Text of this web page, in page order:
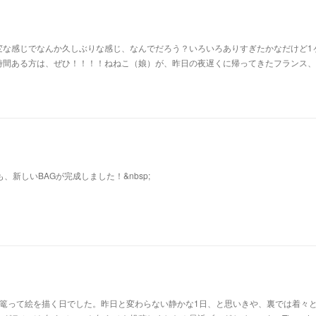
感じでなんか久しぶりな感じ、なんでだろう？いろいろありすぎたかなだけど1
ある方は、ぜひ！！！！ねねこ（娘）が、昨日の夜遅くに帰ってきたフランス
新しいBAGが完成しました！&nbsp;
って絵を描く日でした。昨日と変わらない静かな1日、と思いきや、裏では着々